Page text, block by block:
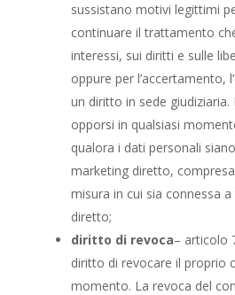
sussistano motivi legittimi
continuare il trattamento
interessi, sui diritti e sulle
oppure per l’accertamento,
un diritto in sede
opporsi in qualsiasi
qualora i dati personali
marketing diretto,
misura in cui sia connessa
diretto;
diritto di revoca– articolo
diritto di revocare il proprio
momento. La revoca del